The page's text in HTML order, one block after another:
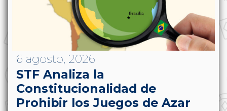
6 agosto, 2026
STF Analiza la
Constitucionalidad de
Prohibir los Juegos de Azar